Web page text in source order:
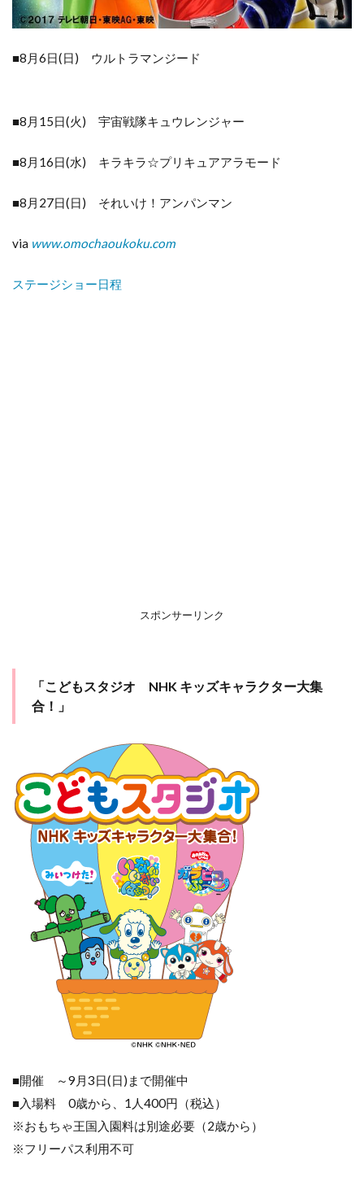
■8月6日(日) ウルトラマンジード
■8月15日(火) 宇宙戦隊キュウレンジャー
■8月16日(水) キラキラ☆プリキュアアラモード
■8月27日(日) それいけ！アンパンマン
via www.omochaoukoku.com
ステージショー日程
スポンサーリンク
「こどもスタジオ NHK キッズキャラクター大集
合！」
■開催 ～9月3日(日)まで開催中
■入場料 0歳から、1人400円（税込）
※おもちゃ王国入園料は別途必要（2歳から）
※フリーパス利用不可